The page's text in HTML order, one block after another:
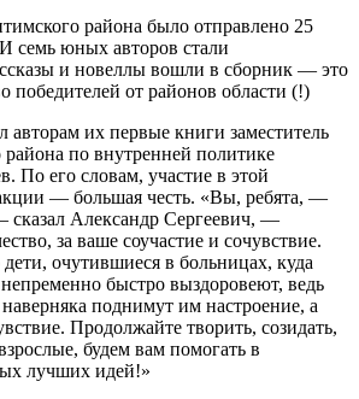
района было отправлено 25
семь юных авторов стали
и новеллы вошли в сборник — это
победителей от районов области (!)
авторам их первые книги заместитель
по внутренней политике
По его словам, участие в этой
— большая честь. «Вы, ребята, —
Александр Сергеевич, —
за ваше соучастие и сочувствие.
дети, очутившиеся в больницах, куда
быстро выздоровеют, ведь
поднимут им настроение, а
Продолжайте творить, созидать,
будем вам помогать в
лучших идей!»